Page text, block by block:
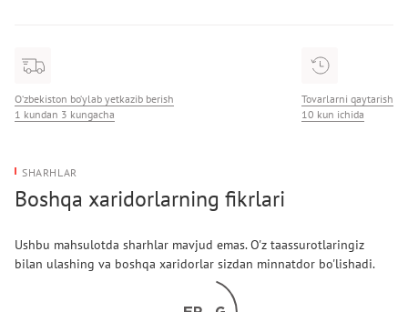
O‘zbekiston bo‘ylab yetkazib berish
1 kundan 3 kungacha
Tovarlarni qaytarish
10 kun ichida
SHARHLAR
Boshqa xaridorlarning fikrlari
Ushbu mahsulotda sharhlar mavjud emas. O'z taassurotlaringiz
bilan ulashing va boshqa xaridorlar sizdan minnatdor bo'lishadi.